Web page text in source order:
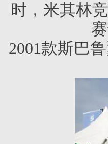
时，米其林
2001款斯巴